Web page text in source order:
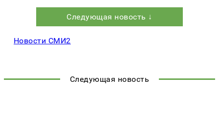
Следующая новость ↓
Новости СМИ2
Следующая новость